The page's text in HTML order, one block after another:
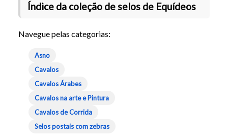
Índice da coleção de selos de Equídeos
Navegue pelas categorias:
Asno
Cavalos
Cavalos Árabes
Cavalos na arte e Pintura
Cavalos de Corrida
Selos postais com zebras